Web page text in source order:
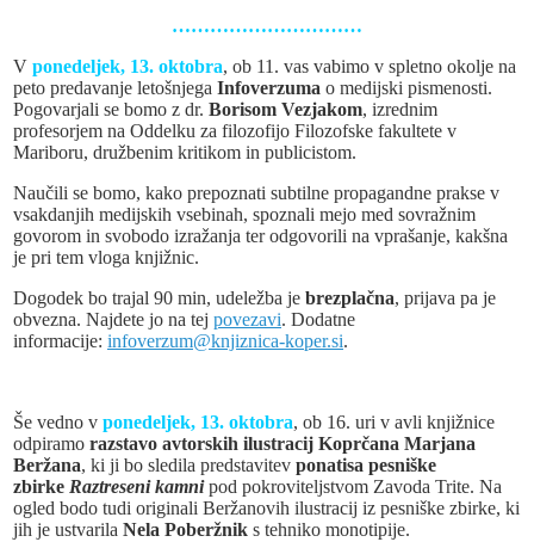
…………………………
V ponedeljek, 13. oktobra, ob 11. vas vabimo v spletno okolje na
peto predavanje letošnjega Infoverzuma o medijski pismenosti.
Pogovarjali se bomo z dr. Borisom Vezjakom, izrednim
profesorjem na Oddelku za filozofijo Filozofske fakultete v
Mariboru, družbenim kritikom in publicistom.
Naučili se bomo, kako prepoznati subtilne propagandne prakse v
vsakdanjih medijskih vsebinah, spoznali mejo med sovražnim
govorom in svobodo izražanja ter odgovorili na vprašanje, kakšna
je pri tem vloga knjižnic.
Dogodek bo trajal 90 min, udeležba je brezplačna, prijava pa je
obvezna. Najdete jo na tej povezavi. Dodatne
informacije: infoverzum@knjiznica-koper.si.
Še vedno v ponedeljek, 13. oktobra, ob 16. uri v avli knjižnice
odpiramo razstavo avtorskih ilustracij Koprčana Marjana
Beržana, ki ji bo sledila predstavitev ponatisa pesniške
zbirke Raztreseni kamnipod pokroviteljstvom Zavoda Trite. Na
ogled bodo tudi originali Beržanovih ilustracij iz pesniške zbirke, ki
jih je ustvarila Nela Poberžnik s tehniko monotipije.